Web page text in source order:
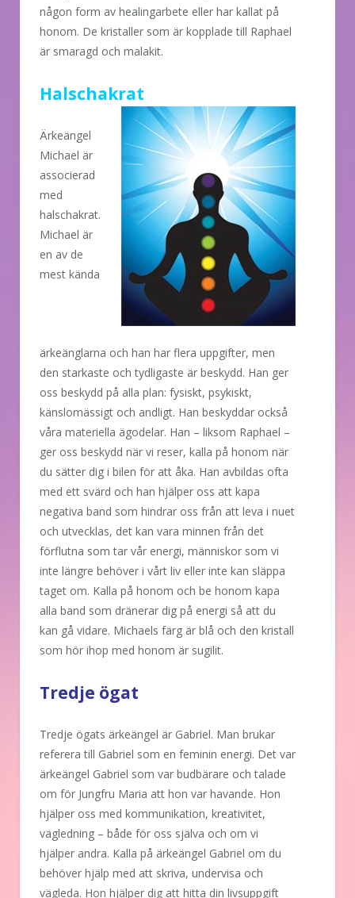
någon form av healingarbete eller har kallat på
honom. De kristaller som är kopplade till Raphael
är smaragd och malakit.
Halschakrat
Ärkeängel
Michael är
associerad
med
halschakrat.
Michael är
en av de
mest kända
ärkeänglarna och han har flera uppgifter, men
den starkaste och tydligaste är beskydd. Han ger
oss beskydd på alla plan: fysiskt, psykiskt,
känslomässigt och andligt. Han beskyddar också
våra materiella ägodelar. Han – liksom Raphael –
ger oss beskydd när vi reser, kalla på honom när
du sätter dig i bilen för att åka. Han avbildas ofta
med ett svärd och han hjälper oss att kapa
negativa band som hindrar oss från att leva i nuet
och utvecklas, det kan vara minnen från det
förflutna som tar vår energi, människor som vi
inte längre behöver i vårt liv eller inte kan släppa
taget om. Kalla på honom och be honom kapa
alla band som dränerar dig på energi så att du
kan gå vidare. Michaels färg är blå och den kristall
som hör ihop med honom är sugilit.
Tredje ögat
Tredje ögats ärkeängel är Gabriel. Man brukar
referera till Gabriel som en feminin energi. Det var
ärkeängel Gabriel som var budbärare och talade
om för Jungfru Maria att hon var havande. Hon
hjälper oss med kommunikation, kreativitet,
vägledning – både för oss själva och om vi
hjälper andra. Kalla på ärkeängel Gabriel om du
behöver hjälp med att skriva, undervisa och
vägleda. Hon hjälper dig att hitta din livsuppgift